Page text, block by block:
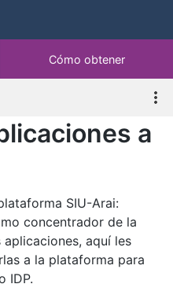
Cómo obtener
a
SIU-Arai:
concentrador de la
aquí les
a la plataforma para
IDP.